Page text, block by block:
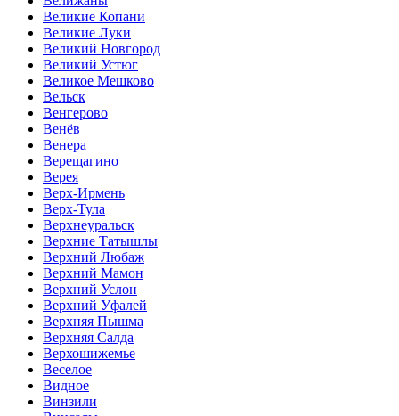
Великие Копани
Великие Луки
Великий Новгород
Великий Устюг
Великое Мешково
Вельск
Венгерово
Венёв
Венера
Верещагино
Верея
Верх-Ирмень
Верх-Тула
Верхнеуральск
Верхние Татышлы
Верхний Любаж
Верхний Мамон
Верхний Услон
Верхний Уфалей
Верхняя Пышма
Верхняя Салда
Верхошижемье
Веселое
Видное
Винзили